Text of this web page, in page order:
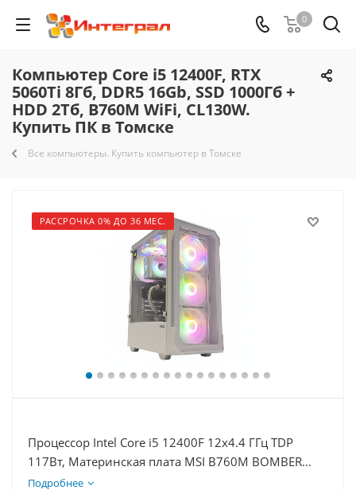
0
Компьютер Core i5 12400F, RTX
5060Ti 8Гб, DDR5 16Gb, SSD 1000Гб +
HDD 2Тб, B760M WiFi, CL130W.
Купить ПК в Томске
Все компьютеры. Купить компьютер в Томске
РАССРОЧКА 0% ДО 36 МЕС.
Процессор Intel Core i5 12400F 12x4.4 ГГц TDP
117Вт, Материнская плата MSI B760M BOMBER
WIFI D5, Видеокарта RTX 5060Ti 8Гб, Память
Подробнее